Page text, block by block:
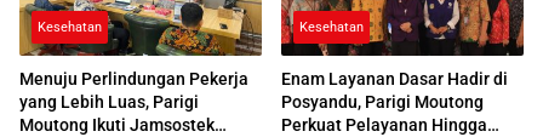
Kesehatan
Menuju Perlindungan Pekerja
yang Lebih Luas, Parigi
Moutong Ikuti Jamsostek
Kesehatan
Enam Layanan Dasar Hadir di
Posyandu, Parigi Moutong
Perkuat Pelayanan Hingga